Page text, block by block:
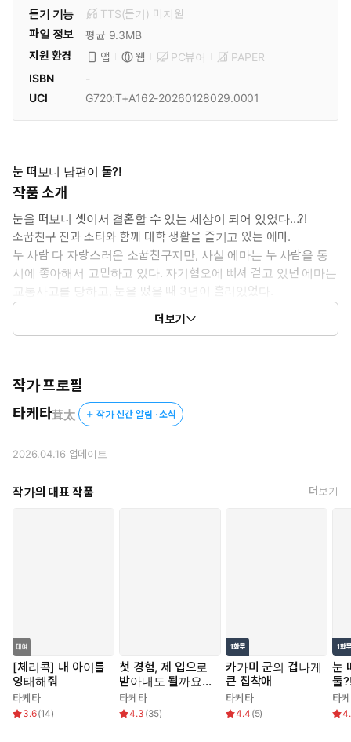
듣기 기능
TTS(듣기) 미 지원
파일 정보
평균 9.3MB
지원 환경
앱 웹 PC뷰어
PAPER
ISBN
-
UCI
G720:T+A162-20260128029.0001
눈 떠보니 남편이 둘?!
작품 소개
눈을 떠보니 셋이서 결혼할 수 있는 세상이 되어 있었다…?!
소꿉친구 진과 소타와 함께 대학 생활을 즐기고 있는 에마.
두 사람 다 자랑스러운 소꿉친구지만, 사실 에마는 두 사람을 동
시에 좋아해서 고민하고 있다. 자기혐오에 빠져 걷고 있던 에마는
교통사고를 당하고, 눈을 떴을 때 3년이 흘러있었다.
게다가 어쩐지 거리에 세 사람의 남녀가 많다고 생각하던 차에 진
과 소타에게 동시에 프러포즈를 받는데?!
더보기
작가 프로필
타케타茸太 작가 신간 알림 · 소식
2026.04.16 업데이트
작가의 대표 작품 더보기
[체리콕] 내 아이를
잉태해줘
타케타
3.6(14)
첫 경험, 제 입으로
받아내도 될까요?
[외전 증보]
타케타
4.3 (35)
카가미 군의 겁나게
큰 집착애
타케타
4.4 (5)
눈
둘
타